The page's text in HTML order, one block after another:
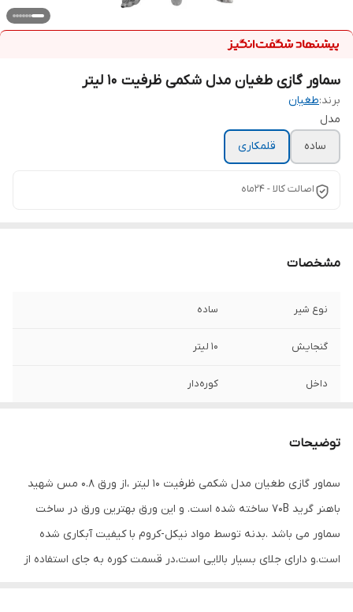
سماور گازی طغیان مدل شکمی ظرفیت 10 لیتر
برند:طغیان
مدل
ساده
قلمکاری
اصالت کالا - ۲۴ماه
مشخصات
نوع شیر ساده
گنجایش 10 لیتر
داخل کوره‌دار
توضیحات
سماور گازی طغیان مدل شکمی ظرفیت 10 لیتر ،از ورق 0.8 مس شهید
باهنر گرید 70B ساخته شده است. و این ورق بهترین ورق در ساخت
سماور می باشد .بدنه توسط مواد نیکل-کروم با کیفیت آبکاری شده
است.و دارای جلای بسیار بالایی است،در قسمت کوره به جای استفاده از